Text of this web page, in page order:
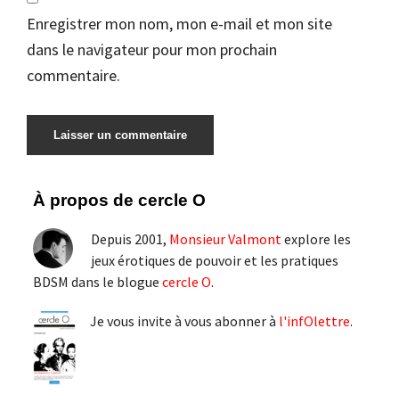
Enregistrer mon nom, mon e-mail et mon site
dans le navigateur pour mon prochain
commentaire.
Barre
latérale
principale
À propos de cercle O
Depuis 2001, Monsieur Valmontexplore les
jeux érotiques de pouvoir et les pratiques
BDSM dans le blogue cercle O.
Je vous invite à vous abonner à l'infOlettre.